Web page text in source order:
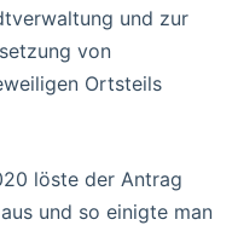
und zur
von
Ortsteils
löste der Antrag
und so einigte man